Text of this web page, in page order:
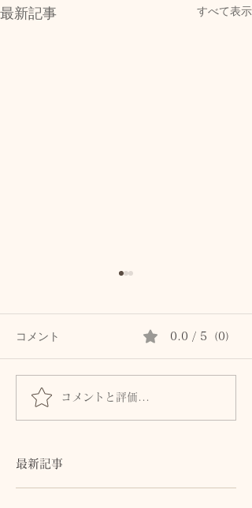
最新記事 すべて表示
「癒し」という言葉が、
少しずつ馴染んでき
コメント 0.0 / 5（0）
コメントと評価...
最新記事